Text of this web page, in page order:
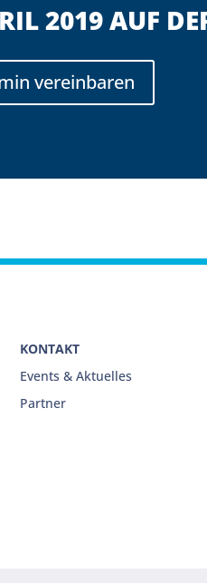
2019 AUF
vereinbaren
KONTAKT
Events & Aktuelles
Partner